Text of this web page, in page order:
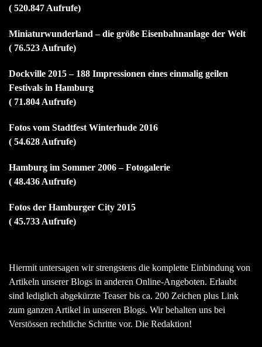
( 520.847 Aufrufe)
Miniaturwunderland – die größe Eisenbahnanlage der Welt
( 76.523 Aufrufe)
Dockville 2015 – 188 Impressionen eines einmalig geilen
Festivals in Hamburg
( 71.804 Aufrufe)
Fotos vom Stadtfest Winterhude 2016
( 54.628 Aufrufe)
Hamburg im Sommer 2006 – Fotogalerie
( 48.436 Aufrufe)
Fotos der Hamburger City 2015
( 45.733 Aufrufe)
Hiermit untersagen wir strengstens die komplette Einbindung von
Artikeln unserer Blogs in anderen Online-Angeboten. Erlaubt
sind lediglich abgekürzte Teaser bis ca. 200 Zeichen plus Link
zum ganzen Artikel in unseren Blogs. Wir behalten uns bei
Verstössen rechtliche Schritte vor. Die Redaktion!